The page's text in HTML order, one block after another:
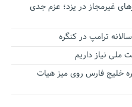
غیرمجاز در یزد؛ عزم جدی
ترامپ در کنگره
ملی نیاز داریم
خلیج فارس روی میز هیات